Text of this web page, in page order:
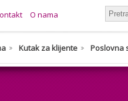
O nama
Kutak za klijente Poslovna